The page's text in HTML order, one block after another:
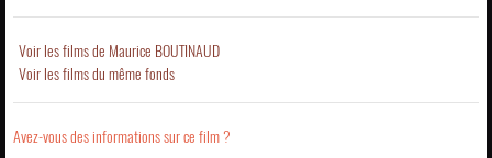
Voir les films de Maurice BOUTINAUD
Voir les films du même fonds
Avez-vous des informations sur ce film ?